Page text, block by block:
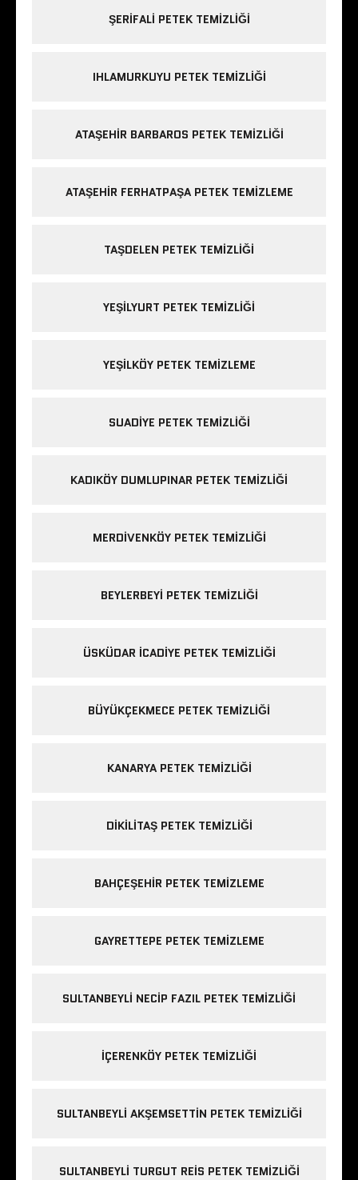
ŞERIFALI PETEK TEMIZLIĞI
IHLAMURKUYU PETEK TEMIZLIĞI
ATAŞEHIR BARBAROS PETEK TEMIZLIĞI
ATAŞEHIR FERHATPAŞA PETEK TEMIZLEME
TAŞDELEN PETEK TEMIZLIĞI
YEŞILYURT PETEK TEMIZLIĞI
YEŞILKÖY PETEK TEMIZLEME
SUADIYE PETEK TEMIZLIĞI
KADIKÖY DUMLUPINAR PETEK TEMIZLIĞI
MERDIVENKÖY PETEK TEMIZLIĞI
BEYLERBEYI PETEK TEMIZLIĞI
ÜSKÜDAR ICADIYE PETEK TEMIZLIĞI
BÜYÜKÇEKMECE PETEK TEMIZLIĞI
KANARYA PETEK TEMIZLIĞI
DIKILITAŞ PETEK TEMIZLIĞI
BAHÇEŞEHIR PETEK TEMIZLEME
GAYRETTEPE PETEK TEMIZLEME
SULTANBEYLI NECIP FAZIL PETEK TEMIZLIĞI
IÇERENKÖY PETEK TEMIZLIĞI
SULTANBEYLI AKŞEMSETTIN PETEK TEMIZLIĞI
SULTANBEYLI TURGUT REIS PETEK TEMIZLIĞI